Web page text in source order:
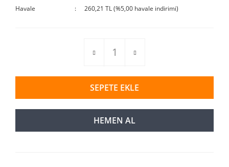
Havale
260,21 TL (%5,00 havale indirimi)
SEPETE EKLE
HEMEN AL